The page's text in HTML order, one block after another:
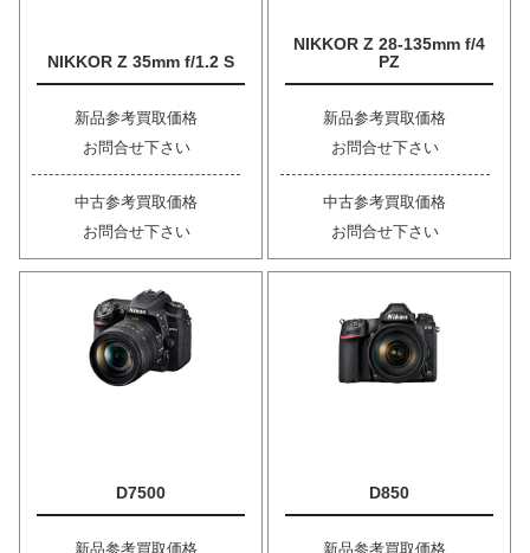
NIKKOR Z 35mm f/1.2 S
新品参考買取価格
お問合せ下さい
中古参考買取価格
お問合せ下さい
NIKKOR Z 28-135mm f/4
PZ
新品参考買取価格
お問合せ下さい
中古参考買取価格
お問合せ下さい
D7500
新品参考買取価格
D850
新品参考買取価格